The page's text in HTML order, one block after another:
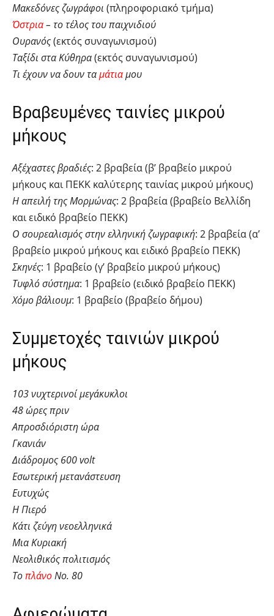
Μακεδόνες ζωγράφοι (πληροφοριακό τμήμα)
Όστρια– το τέλος του παιχνιδιού
Ουρανός(εκτός συναγωνισμού)
Ταξίδι στα Κύθηρα(εκτός συναγωνισμού)
Τι έχουν να δουν ταμάτιαμου
Βραβευμένες ταινίες μικρού
μήκους
Αξέχαστες βραδιές: 2 βραβεία (β’ βραβείο μικρού
μήκους και ΠΕΚΚ καλύτερης ταινίας μικρού μήκους)
Η απειλή της Μορμώνας: 2 βραβεία (βραβείο Βελλίδη
και ειδικό βραβείο ΠΕΚΚ)
Ο σουρεαλισμός στην ελληνική ζωγραφική: 2 βραβεία (α’
βραβείο μικρού μήκους και ειδικό βραβείο ΠΕΚΚ)
Σκηνές: 1 βραβείο (γ’ βραβείο μικρού μήκους)
Τυφλό σύστημα: 1 βραβείο (ειδικό βραβείο ΠΕΚΚ)
Χόμο βάλιουμ: 1 βραβείο (βραβείο δήμου)
Συμμετοχές ταινιών μικρού
μήκους
103 νυχτερινοί μεγάκυκλοι
48 ώρες πριν
Απροσδιόριστη ώρα
Γκανιάν
Διάδρομος 600 volt
Εσωτερική μετανάστευση
Ευτυχώς
Η Πιερό
Κάτι ζεύγη νεοελληνικά
Μια Κυριακή
Νεολιθικός πολιτισμός
ΤοπλάνοΝο. 80